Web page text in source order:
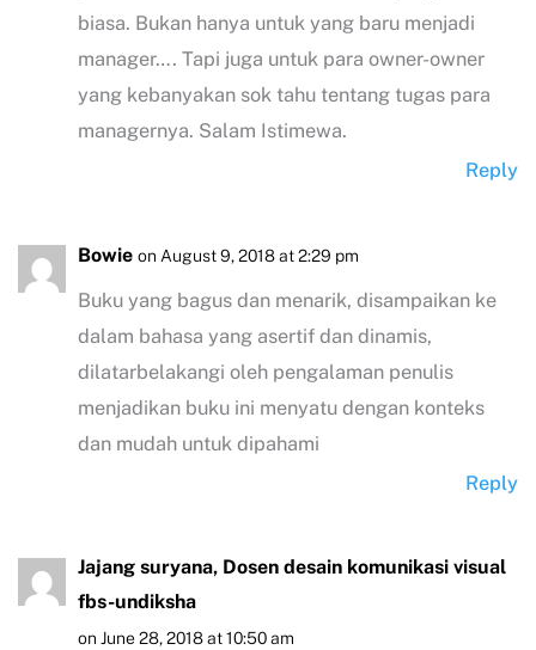
biasa. Bukan hanya untuk yang baru menjadi
manager…. Tapi juga untuk para owner-owner
yang kebanyakan sok tahu tentang tugas para
managernya. Salam Istimewa.
Reply
Bowie on August 9, 2018 at 2:29 pm
Buku yang bagus dan menarik, disampaikan ke
dalam bahasa yang asertif dan dinamis,
dilatarbelakangi oleh pengalaman penulis
menjadikan buku ini menyatu dengan konteks
dan mudah untuk dipahami
Reply
Jajang suryana, Dosen desain komunikasi visual
fbs-undiksha
on June 28, 2018 at 10:50 am